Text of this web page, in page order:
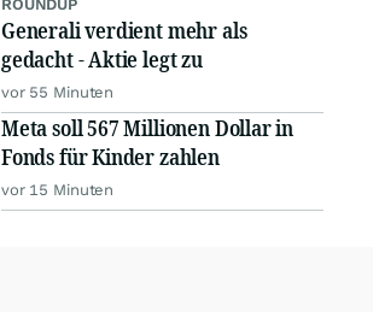
ROUNDUP
Generali verdient mehr als
gedacht - Aktie legt zu
vor 55 Minuten
Meta soll 567 Millionen Dollar in
Fonds für Kinder zahlen
vor 15 Minuten